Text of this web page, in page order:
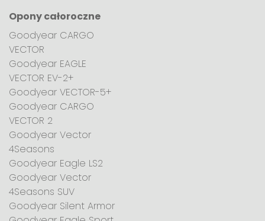
Opony całoroczne
Goodyear CARGO
VECTOR
Goodyear EAGLE
VECTOR EV-2+
Goodyear VECTOR-5+
Goodyear CARGO
VECTOR 2
Goodyear Vector
4Seasons
Goodyear Eagle LS2
Goodyear Vector
4Seasons SUV
Goodyear Silent Armor